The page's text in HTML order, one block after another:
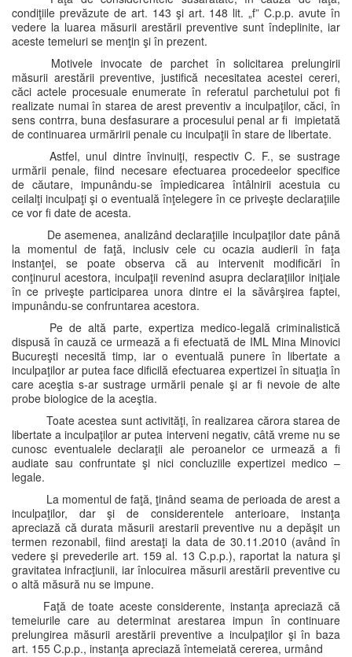
condiţiile prevăzute de art. 143 şi art. 148 lit. „f” C.p.p. avute în
vedere la luarea măsurii arestării preventive sunt îndeplinite, iar
aceste temeiuri se menţin şi în prezent.
Motivele invocate de parchet în solicitarea prelungirii
măsurii arestării preventive, justifică necesitatea acestei cereri,
căci actele procesuale enumerate în referatul parchetului pot fi
realizate numai în starea de arest preventiv a inculpaţilor, căci, în
sens contrra, buna desfasurare a procesului penal ar fi impietată
de continuarea urmăririi penale cu inculpaţii în stare de libertate.
Astfel, unul dintre învinuiţi, respectiv C. F., se sustrage
urmării penale, fiind necesare efectuarea procedeelor specifice
de căutare, impunându-se împiedicarea întâlnirii acestuia cu
ceilalţi inculpaţi şi o eventuală înţelegere în ce priveşte declaraţiile
ce vor fi date de acesta.
De asemenea, analizând declaraţiile inculpaţilor date până
la momentul de faţă, inclusiv cele cu ocazia audierii în faţa
instanţei, se poate observa că au intervenit modificări în
conţinurul acestora, inculpaţii revenind asupra declaraţiilor iniţiale
în ce priveşte participarea unora dintre ei la săvârşirea faptei,
impunându-se confruntarea acestora.
Pe de altă parte, expertiza medico-legală criminalistică
dispusă în cauză ce urmează a fi efectuată de IML Mina Minovici
Bucureşti necesită timp, iar o eventuală punere în libertate a
inculpaţilor ar putea face dificilă efectuarea expertizei în situaţia în
care aceştia s-ar sustrage urmării penale şi ar fi nevoie de alte
probe biologice de la aceştia.
Toate acestea sunt activităţi, în realizarea cărora starea de
libertate a inculpaţilor ar putea interveni negativ, câtă vreme nu se
cunosc eventualele declaraţii ale peroanelor ce urmează a fi
audiate sau confruntate şi nici concluziile expertizei medico –
legale.
La momentul de faţă, ţinând seama de perioada de arest a
inculpaţilor, dar şi de considerentele anterioare, instanţa
apreciază că durata măsurii arestarii preventive nu a depăşit un
termen rezonabil, fiind arestaţi la data de 30.11.2010 (având în
vedere şi prevederile art. 159 al. 13 C.p.p.), raportat la natura şi
gravitatea infracţiunii, iar înlocuirea măsurii arestării preventive cu
o altă măsură nu se impune.
Faţă de toate aceste considerente, instanţa apreciază că
temeiurile care au determinat arestarea impun în continuare
prelungirea măsurii arestării preventive a inculpaţilor şi în baza
art. 155 C.p.p., instanţa apreciază întemeiată cererea, urmând